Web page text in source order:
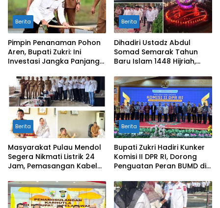
Berita
Pimpin Penanaman Pohon
Aren, Bupati Zukri: Ini
Investasi Jangka Panjang
Pelalawan
Berita
Dihadiri Ustadz Abdul
Somad Semarak Tahun
Baru Islam 1448 Hijriah,
Masyarakat
Berita
Masyarakat Pulau Mendol
Segera Nikmati Listrik 24
Jam, Pemasangan Kabel
Persen
Berita
Bupati Zukri Hadiri Kunker
Komisi II DPR RI, Dorong
Penguatan Peran BUMD di